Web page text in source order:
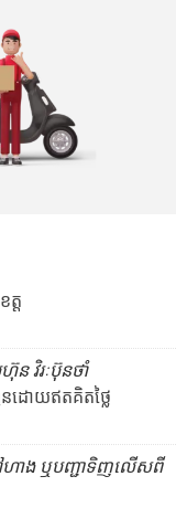
ត្ត
ហ៊ុន វិរៈប៊ុនថាំ
នដោយឥតគិតថ្លៃ
ាង ឬបញ្ជាទិញលើសពី